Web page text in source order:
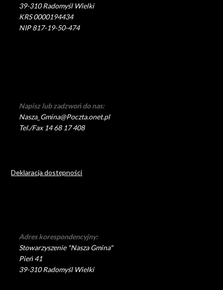
39-310 Radomyśl Wielki
KRS 0000194434
NIP 817-19-50-474
Napisz lub zadzwoń do nas:
Nasza_Gmina@Poczta.onet.pl
Tel./Fax 14 68 17 408
Deklaracja dostępności
Adres korespondencyjny:
Stowarzyszenie "Nasza Gmina"
Pień 41
39-310 Radomyśl Wielki